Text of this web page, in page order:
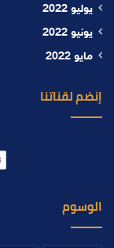
يوليو 2022
يونيو 2022
مايو 2022
إنضم لقناتنا
الوسوم